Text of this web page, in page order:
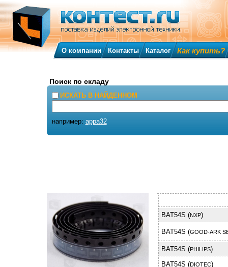
BAT54S (NXP)
BAT54S (GOOD-ARK
BAT54S (PHILIPS)
BAT54S (DIOTEC)
О компании Контакты Каталог Как купить?
Поиск по складу
ИСКАТЬ В НАЙДЕННОМ
например: appa32